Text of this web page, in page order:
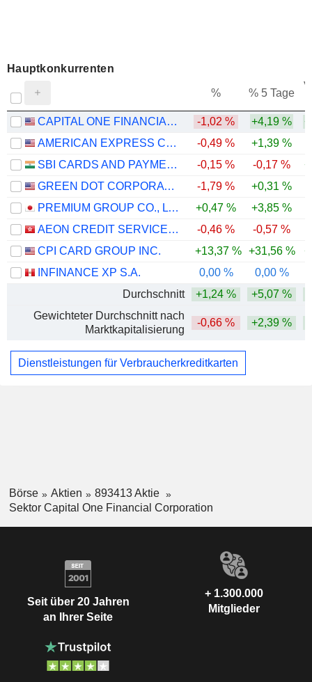
Hauptkonkurrenten
% % 5 Tage
CAPITAL ONE FINANCIAL CORPORATION -1,02 % +4,19 %
AMERICAN EXPRESS COMPANY
-0,49 % +1,39 %
SBI CARDS AND PAYMENT SERVICES LIMITED
-0,15 % -0,17 %
GREEN DOT CORPORATION
-1,79 % +0,31 %
PREMIUM GROUP CO., LTD.
+0,47 % +3,85 %
AEON CREDIT SERVICE (ASIA) COMPANY LIMITED
-0,46 % -0,57 %
CPI CARD GROUP INC.
+13,37 % +31,56 %
INFINANCE XP S.A.
0,00 % 0,00 %
Durchschnitt
+1,24 % +5,07 %
Gewichteter Durchschnitt nach
Marktkapitalisierung
-0,66 % +2,39 %
Dienstleistungen für Verbraucherkreditkarten
Börse Aktien
893413 Aktie
Sektor Capital One Financial Corporation
Seit über 20 Jahren
an Ihrer Seite
+ 1.300.000
Mitglieder